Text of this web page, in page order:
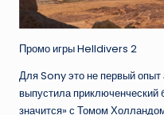
Промо игры Helldivers 2
Для Sony это не первый опыт
выпустила приключенческий
значится» с Томом